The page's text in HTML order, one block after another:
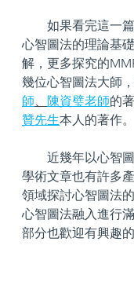
心智圖法的理論基
解，更多探究的
幾位心智圖法大師
師
陳資璧老師的
贊先生本人的著作。
學術文章也有許多
領域探討心智圖法
心智圖法融入進行
部分也歡迎有興趣